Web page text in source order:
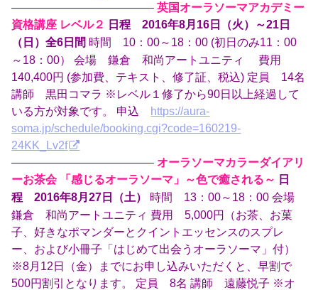
————————————– 英国オーラソーマアカデミー
資格講座 レベル２
日程 2016年8月16日（火）～21日
（日）全6日間 時間 10：00～18：00 (初日のみ11：00
～18：00） 会場 鎌倉 和尚アートユニティ 費用
140,400円 (参加費、テキスト、修了証、税込) 定員 14名
講師 黒田コマラ ※レベル１修了から90日以上経過して
いる方が対象です。 申込 https://aura-
soma.jp/schedule/booking.cgi?code=160219-
24KK_Lv2f
————————————– オーラソーマカラーダイアリ
ーお茶会 「感じるオーラソーマ」～色で癒される～ 日
程 2016年8月27日（土）
時間 13：00～18：00 会場
鎌倉 和尚アートユニティ 費用 5,000円（お茶、お菓
子、好きなポマンダーとクイントエッセンスのスプレ
ー、および小冊子「はじめて出会うオーラソーマ」付）
※8月12日（金）までにお申し込みいただくと、早割で
500円割引となります。 定員 8名 講師 遠藤悦子 ※オ